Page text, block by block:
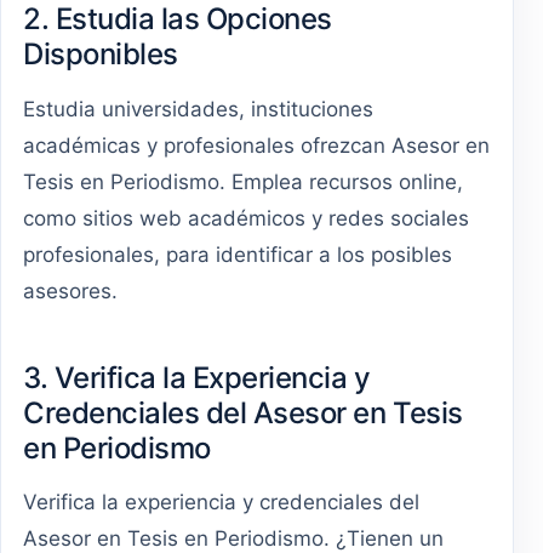
2. Estudia las Opciones
Disponibles
Estudia universidades, instituciones
académicas y profesionales ofrezcan Asesor en
Tesis en Periodismo. Emplea recursos online,
como sitios web académicos y redes sociales
profesionales, para identificar a los posibles
asesores.
3. Verifica la Experiencia y
Credenciales del Asesor en Tesis
en Periodismo
Verifica la experiencia y credenciales del
Asesor en Tesis en Periodismo. ¿Tienen un